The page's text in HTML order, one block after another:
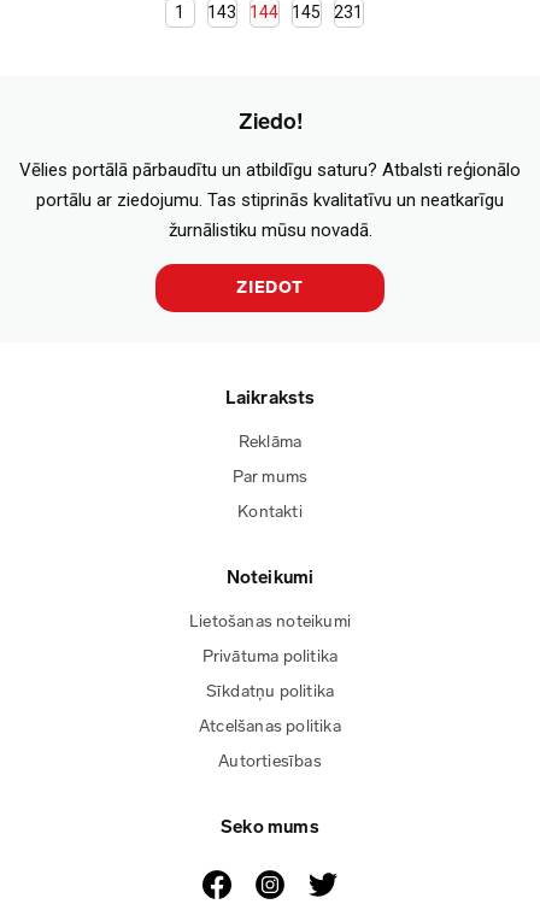
1 143 144 145 231
Ziedo!
Vēlies portālā pārbaudītu un atbildīgu saturu? Atbalsti reģionālo
portālu ar ziedojumu. Tas stiprinās kvalitatīvu un neatkarīgu
žurnālistiku mūsu novadā.
ZIEDOT
Laikraksts
Reklāma
Par mums
Kontakti
Noteikumi
Lietošanas noteikumi
Privātuma politika
Sīkdatņu politika
Atcelšanas politika
Autortiesības
Seko mums